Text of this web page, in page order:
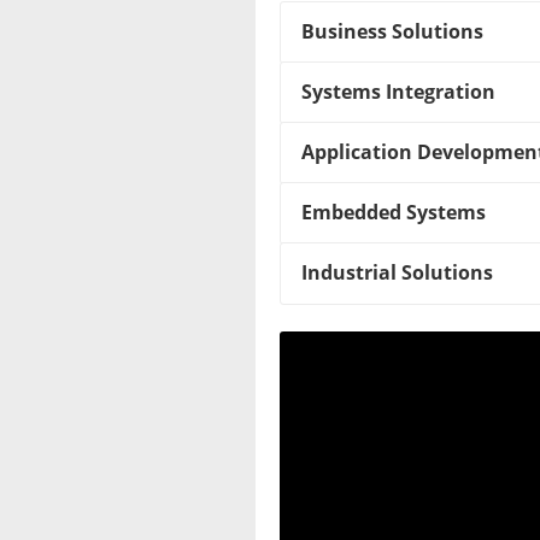
Business Solutions
Systems Integration
Application
Embedded Systems
Industrial Solutions